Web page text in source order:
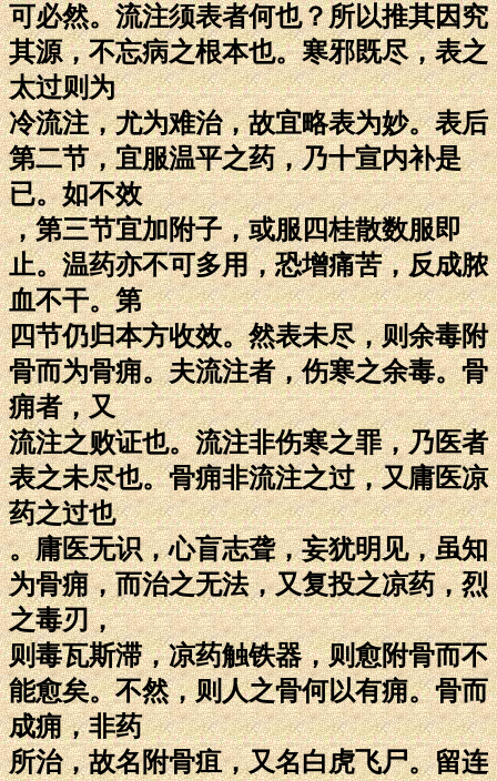
可必然。流注须表者何也？所以推其因究
其源，不忘病之根本也。寒邪既尽，表之
太过则为
冷流注，尤为难治，故宜略表为妙。表后
第二节，宜服温平之药，乃十宣内补是
已。如不效
，第三节宜加附子，或服四桂散数服即
止。温药亦不可多用，恐增痛苦，反成脓
血不干。第
四节仍归本方收效。然表未尽，则余毒附
骨而为骨痈。夫流注者，伤寒之余毒。骨
痈者，又
流注之败证也。流注非伤寒之罪，乃医者
表之未尽也。骨痈非流注之过，又庸医凉
药之过也
。庸医无识，心盲志聋，妄犹明见，虽知
为骨痈，而治之无法，又复投之凉药，烈
之毒刃，
则毒瓦斯滞，凉药触铁器，则愈附骨而不
能愈矣。不然，则人之骨何以有痈。骨而
成痈，非药
所治，故名附骨疽，又名白虎飞尸。留连